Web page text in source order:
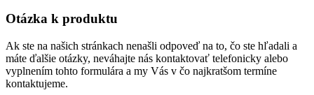
Otázka k produktu
Ak ste na našich stránkach nenašli odpoveď na to, čo ste hľadali a
máte ďalšie otázky, neváhajte nás kontaktovať telefonicky alebo
vyplnením tohto formulára a my Vás v čo najkratšom termíne
kontaktujeme.